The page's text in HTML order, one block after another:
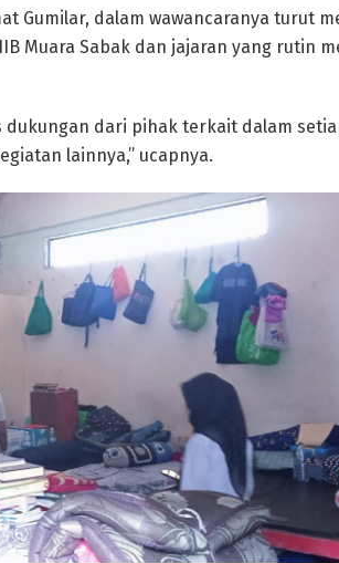
Gumilar, dalam wawancaranya turut
Muara Sabak dan jajaran yang rutin
dukungan dari pihak terkait dalam
lainnya,” ucapnya.